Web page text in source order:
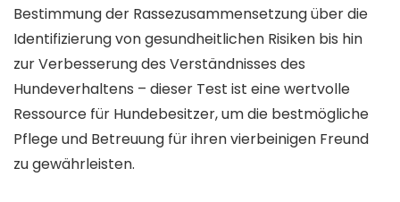
Bestimmung der Rassezusammensetzung über die
Identifizierung von gesundheitlichen Risiken bis hin
zur Verbesserung des Verständnisses des
Hundeverhaltens – dieser Test ist eine wertvolle
Ressource für Hundebesitzer, um die bestmögliche
Pflege und Betreuung für ihren vierbeinigen Freund
zu gewährleisten.